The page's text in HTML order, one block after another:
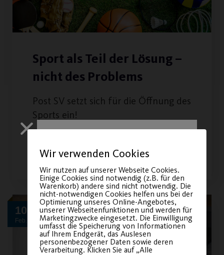
Sport als Teil der Lösung –
nicht des Problems
Post SV setzt sich für die Öffnung des
Sports ein!
WEITERLESEN
10
Feb.
Wir verwenden Cookies
Wir nutzen auf unserer Webseite Cookies.
Einige Cookies sind notwendig (z.B. für den
Warenkorb) andere sind nicht notwendig. Die
nicht-notwendigen Cookies helfen uns bei der
Optimierung unseres Online-Angebotes,
unserer Webseitenfunktionen und werden für
Marketingzwecke eingesetzt. Die Einwilligung
umfasst die Speicherung von Informationen
auf Ihrem Endgerät, das Auslesen
personenbezogener Daten sowie deren
Verarbeitung. Klicken Sie auf „Alle
Sichere dir